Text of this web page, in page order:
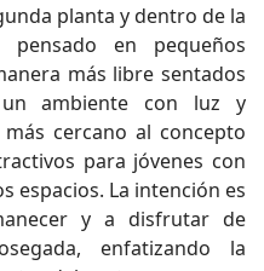
planta y dentro de la
en pequeños
más libre sentados
ambiente con luz y
cercano al concepto
para jóvenes con
espacios. La intención es
y a disfrutar de
enfatizando la